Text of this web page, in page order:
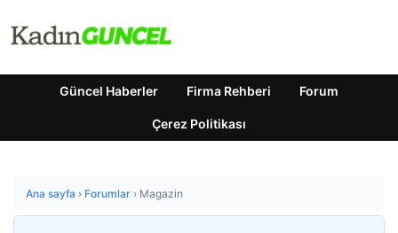
Güncel Haberler Firma Rehberi Forum
Çerez Politikası
Ana sayfa › Forumlar › Magazin